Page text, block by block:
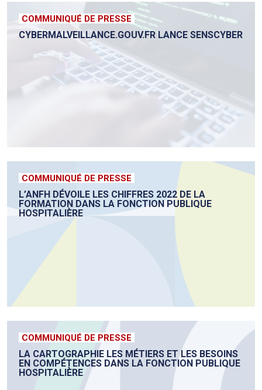
COMMUNIQUÉ DE PRESSE
CYBERMALVEILLANCE.GOUV.FR LANCE SENSCYBER
COMMUNIQUÉ DE PRESSE
L’ANFH DÉVOILE LES CHIFFRES 2022 DE LA
FORMATION DANS LA FONCTION PUBLIQUE
HOSPITALIÈRE
COMMUNIQUÉ DE PRESSE
LA CARTOGRAPHIE LES MÉTIERS ET LES BESOINS
EN COMPÉTENCES DANS LA FONCTION PUBLIQUE
HOSPITALIÈRE